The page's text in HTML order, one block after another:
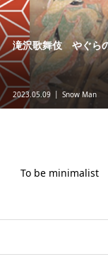
滝沢歌舞伎 やぐら
2023.05.09 Snow Man
To be minimalist